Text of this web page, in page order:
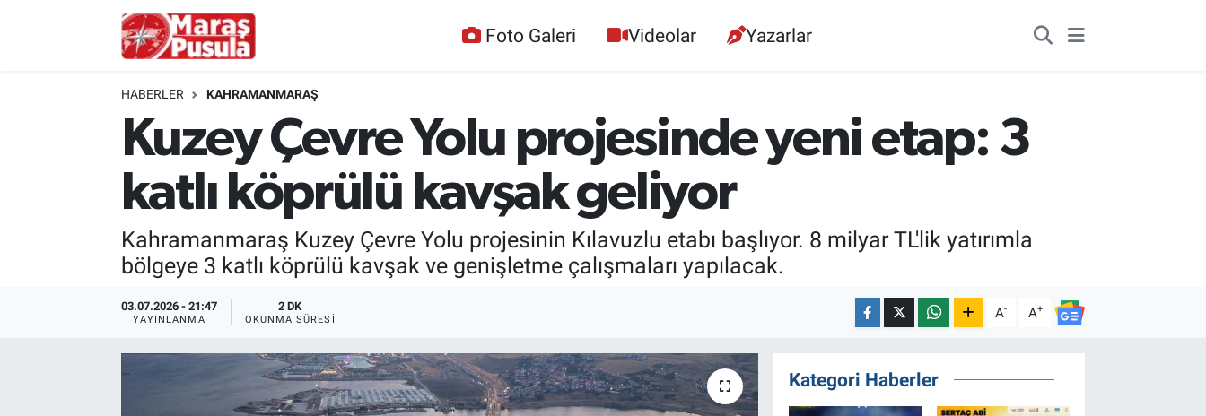
Foto Galeri Videolar Yazarlar
HABERLER KAHRAMANMARAŞ
Kuzey Çevre Yolu projesinde yeni etap: 3
katlı köprülü kavşak geliyor
Kahramanmaraş Kuzey Çevre Yolu projesinin Kılavuzlu etabı başlıyor. 8 milyar TL'lik yatırımla
bölgeye 3 katlı köprülü kavşak ve genişletme çalışmaları yapılacak.
03.07.2026 - 21:47
YAYINLANMA
2 DK
OKUNMA SÜRESI A- A+
Kategori Haberler
İstanbul Hava Durumu
İstanbul Namaz Vakitleri
İstanbul Trafik Yoğunluk Haritası
Süper Lig Puan Durumu ve Fikstür
Tüm Manşetler